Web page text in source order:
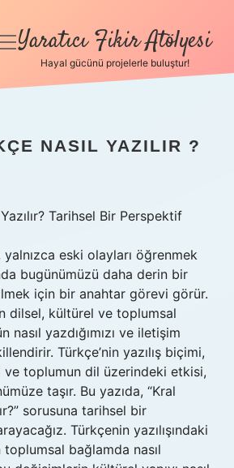
Yaratıcı Fikir Atölyesi
Hayal gücünü projelerle buluştur!
NASIL YAZILIR ?
Tarihsel Bir Perspektif
eski olayları öğrenmek
bugünümüzü daha derin bir
için bir anahtar görevi görür.
dilsel, kültürel ve toplumsal
nasıl yazdığımızı ve iletişim
Türkçe’nin yazılış biçimi,
ve toplumun dil üzerindeki etkisi,
taşır. Bu yazıda, “Kral
sorusuna tarihsel bir
Türkçenin yazılışındaki
bağlamda nasıl